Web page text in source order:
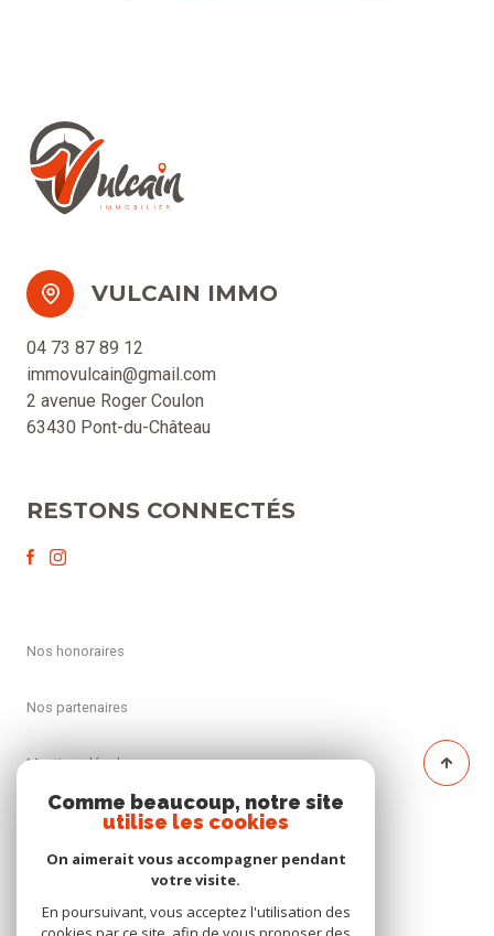
VULCAIN IMMO
04 73 87 89 12
immovulcain@gmail.com
2 avenue Roger Coulon
63430 Pont-du-Château
RESTONS CONNECTÉS
nos honoraires
nos partenaires
mentions légales
cookies
Comme beaucoup, notre site
utilise les cookies
On aimerait vous accompagner pendant
votre visite.
En poursuivant, vous acceptez l'utilisation des